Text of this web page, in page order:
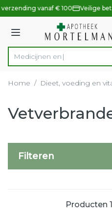
Ga naar de inhoud
1 van 1vanaf € 100 Veilige
Menu
Product, merk, categorie...
Home / Dieet, voeding en
Filteren
Producten 1